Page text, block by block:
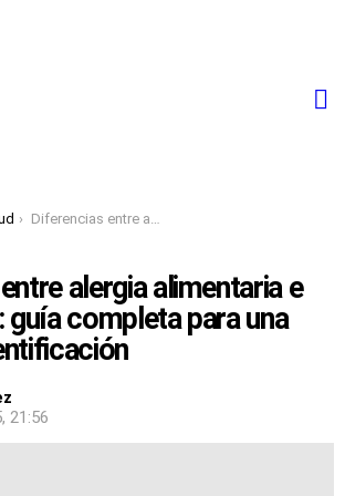
Diferencias entre alergia alimentaria e intolerancia: guía completa para una correcta identificación
alergia alimentaria e
guía completa para una
21:56